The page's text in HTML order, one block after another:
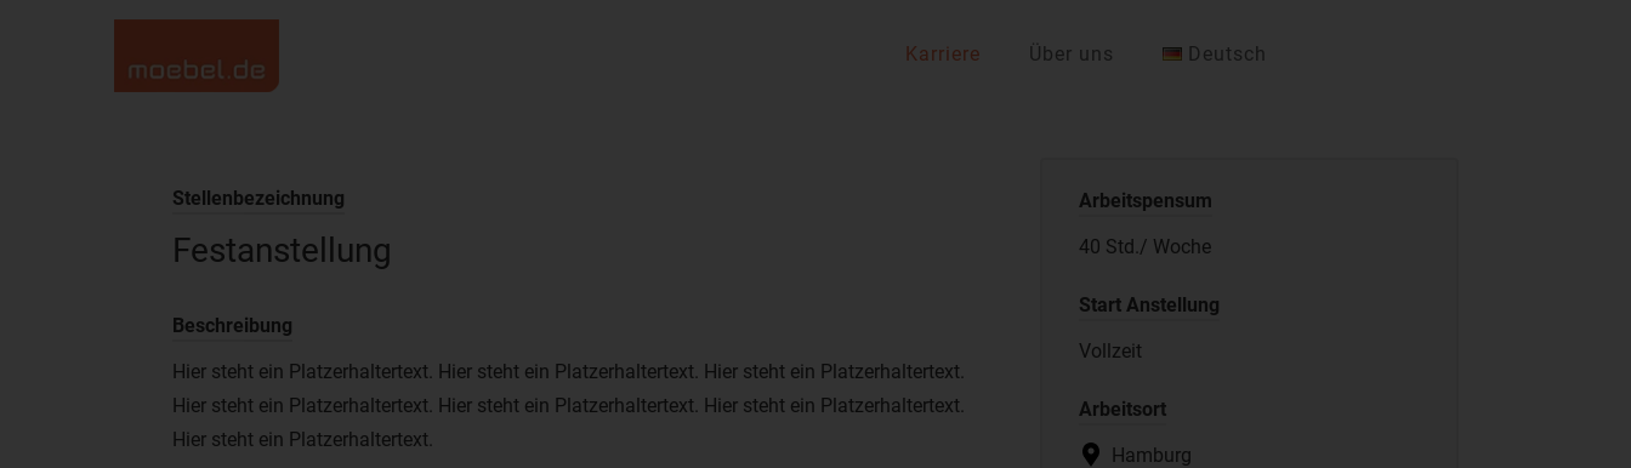
Karriere Über uns Deutsch
Stellenbezeichnung
Festanstellung
Beschreibung
Hier steht ein Platzerhaltertext. Hier steht ein Platzerhaltertext. Hier steht ein Platzerhaltertext.
Hier steht ein Platzerhaltertext. Hier steht ein Platzerhaltertext. Hier steht ein Platzerhaltertext.
Hier steht ein Platzerhaltertext.
Arbeitspensum
40 Std./ Woche
Start Anstellung
Vollzeit
Arbeitsort
Hamburg